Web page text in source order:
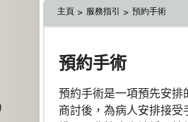
主頁 服務指引 預約手術